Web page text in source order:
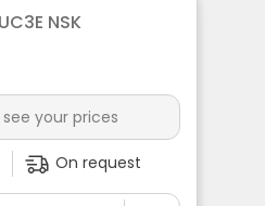
NSK
your prices
On request